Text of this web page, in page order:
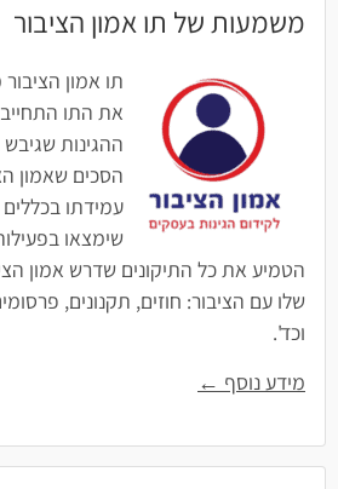
משמעות של תו אמון הציבור
תו אמון
את התו
ההגינות שגיבש
הסכים שאמון
עמידתו בכללים
שימצאו
הטמיע את כל התיקונים שדרש אמון
שלו עם הציבור: חוזים, תקנונים,
וכד'.
מידע נוסף ←